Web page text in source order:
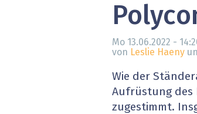
» alle News
Mo 13.06.2022 -
von Leslie Haeny
Wie der
Aufrüstung des
zugestimmt.